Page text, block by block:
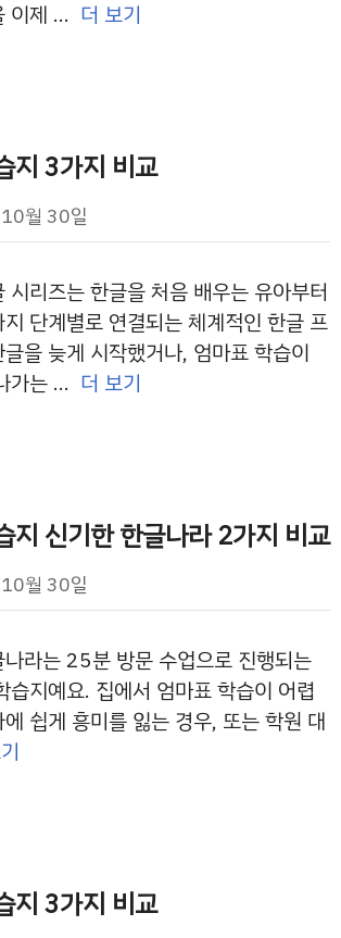
이제 … 더 보기
지 3가지 비교
월 30일
시리즈는 한글을 처음 배우는 유아부터
단계별로 연결되는 체계적인 한글 프
을 늦게 시작했거나, 엄마표 학습이
가는 … 더 보기
지 신기한 한글나라 2가지 비교
월 30일
라는 25분 방문 수업으로 진행되는
습지예요. 집에서 엄마표 학습이 어렵
쉽게 흥미를 잃는 경우, 또는 학원 대
지 3가지 비교